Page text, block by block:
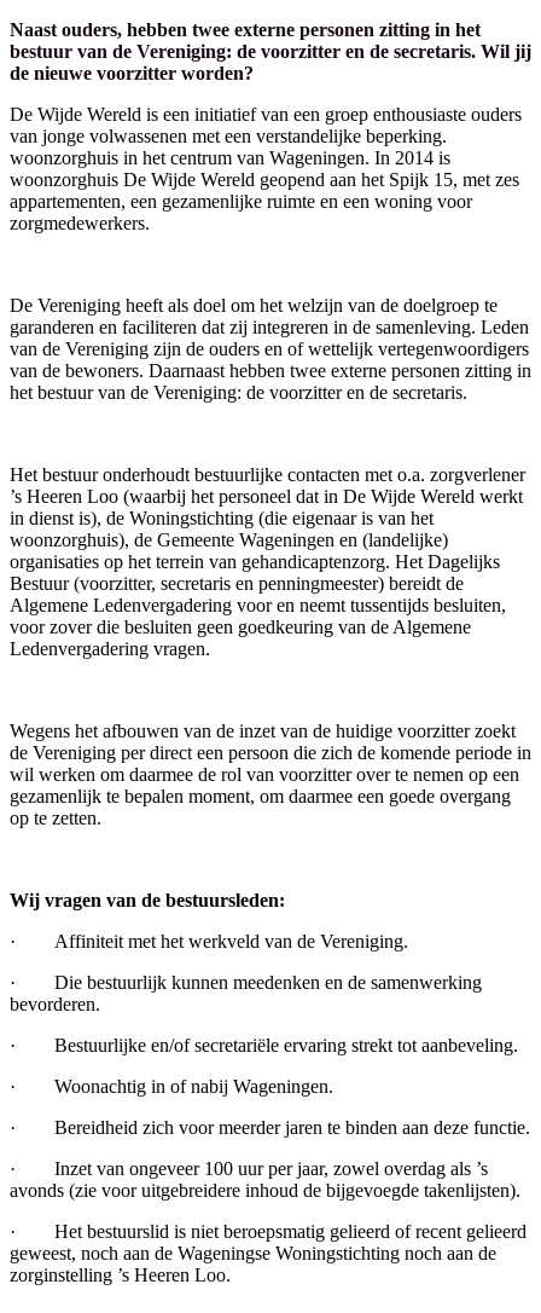
Naast ouders, hebben twee externe personen zitting in het
bestuur van de Vereniging: de voorzitter en de secretaris. Wil jij
de nieuwe voorzitter worden?
De Wijde Wereld is een initiatief van een groep enthousiaste ouders
van jonge volwassenen met een verstandelijke beperking.
woonzorghuis in het centrum van Wageningen. In 2014 is
woonzorghuis De Wijde Wereld geopend aan het Spijk 15, met zes
appartementen, een gezamenlijke ruimte en een woning voor
zorgmedewerkers.
De Vereniging heeft als doel om het welzijn van de doelgroep te
garanderen en faciliteren dat zij integreren in de samenleving. Leden
van de Vereniging zijn de ouders en of wettelijk vertegenwoordigers
van de bewoners. Daarnaast hebben twee externe personen zitting in
het bestuur van de Vereniging: de voorzitter en de secretaris.
Het bestuur onderhoudt bestuurlijke contacten met o.a. zorgverlener
’s Heeren Loo (waarbij het personeel dat in De Wijde Wereld werkt
in dienst is), de Woningstichting (die eigenaar is van het
woonzorghuis), de Gemeente Wageningen en (landelijke)
organisaties op het terrein van gehandicaptenzorg. Het Dagelijks
Bestuur (voorzitter, secretaris en penningmeester) bereidt de
Algemene Ledenvergadering voor en neemt tussentijds besluiten,
voor zover die besluiten geen goedkeuring van de Algemene
Ledenvergadering vragen.
Wegens het afbouwen van de inzet van de huidige voorzitter zoekt
de Vereniging per direct een persoon die zich de komende periode in
wil werken om daarmee de rol van voorzitter over te nemen op een
gezamenlijk te bepalen moment, om daarmee een goede overgang
op te zetten.
Wij vragen van de bestuursleden:
· Affiniteit met het werkveld van de Vereniging.
· Die bestuurlijk kunnen meedenken en de samenwerking
bevorderen.
· Bestuurlijke en/of secretariële ervaring strekt tot aanbeveling.
· Woonachtig in of nabij Wageningen.
· Bereidheid zich voor meerder jaren te binden aan deze functie.
· Inzet van ongeveer 100 uur per jaar, zowel overdag als ’s
avonds (zie voor uitgebreidere inhoud de bijgevoegde takenlijsten).
· Het bestuurslid is niet beroepsmatig gelieerd of recent gelieerd
geweest, noch aan de Wageningse Woningstichting noch aan de
zorginstelling ’s Heeren Loo.